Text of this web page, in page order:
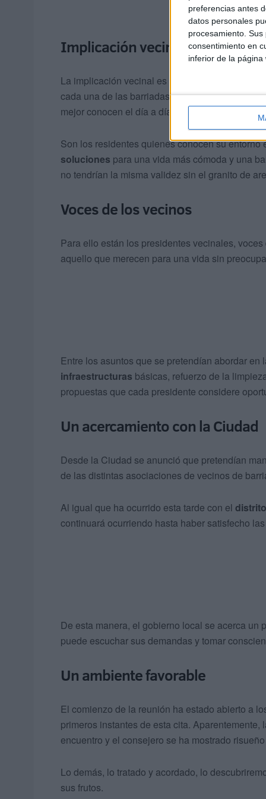
preferencias antes
datos personales
procesamiento.
consentimiento en
inferior de la página
Implicación vecinal
La implicación vecinal es fundamental para el
cada una de las barriadas en materia de
mejor conocen el día a día de sus calles.
Son los residentes quienes conocen su
soluciones para una vida más cómoda y una
no tendrían la misma validez sin el granito de
Voces de los vecinos
Para ello están los presidentes vecinales,
aquello que merecen para una vida sin
Entre los asuntos que se pretendían abordar
infraestructuras básicas, refuerzo de la
propuestas que cada presidente considere
Un acercamiento con la Ciudad
Desde la Ciudad se anunció que pretendían
de las distintas asociaciones de vecinos de
Al igual que ha ocurrido esta tarde con el
continuará ocurriendo hasta haber satisfecho
De esta manera, el gobierno local se acerca un
puede escuchar sus demandas y tomar
Un ambiente favorable
El comienzo de la reunión ha estado abierto a
primeros instantes de esta cita. Aparentemente,
encuentro y el consejero se ha mostrado
Lo demás, lo tratado y acordado, lo
sus frutos.